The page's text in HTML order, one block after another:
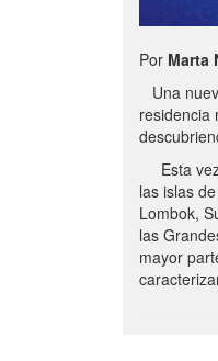
Por Marta
Una
residencia
Esta vez
las islas
Lombok,
las
mayor